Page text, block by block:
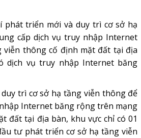
phát triển mới và duy trì cơ sở hạ
cấp dịch vụ truy nhập Internet
thông cố định mặt đất tại địa
dịch vụ truy nhập Internet băng
trì cơ sở hạ tầng viễn thông để
Internet băng rộng trên mạng
đất tại địa bàn, khu vực chỉ có 01
tư phát triển cơ sở hạ tầng viễn